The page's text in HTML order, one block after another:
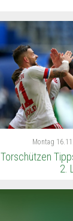
Montag
Torschützen
2.